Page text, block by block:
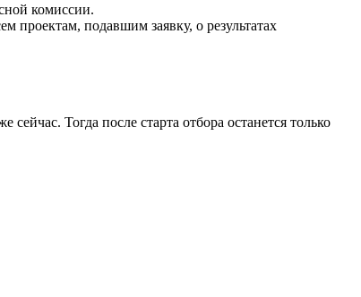
комиссии.
проектам, подавшим заявку, о результатах
Тогда после старта отбора останется только